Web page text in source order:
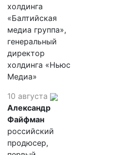
холдинга
«Балтийская
медиа группа»,
генеральный
директор
холдинга «Ньюс
Медиа»
10 августа
Александр
Файфман
российский
продюсер,